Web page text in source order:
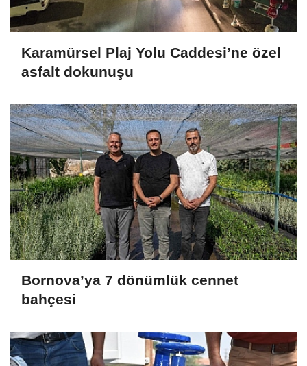
Karamürsel Plaj Yolu Caddesi’ne özel
asfalt dokunuşu
Bornova’ya 7 dönümlük cennet
bahçesi